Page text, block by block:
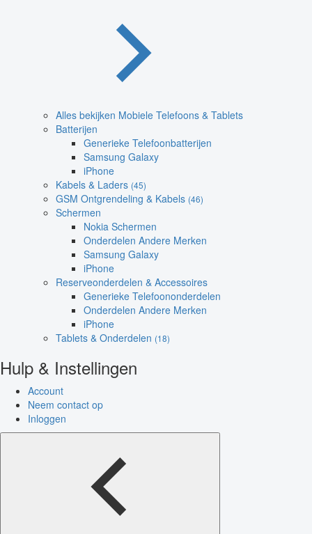
Alles bekijken Mobiele Telefoons & Tablets
Batterijen
Generieke Telefoonbatterijen
Samsung Galaxy
iPhone
Kabels & Laders (45)
GSM Ontgrendeling & Kabels (46)
Schermen
Nokia Schermen
Onderdelen Andere Merken
Samsung Galaxy
iPhone
Reserveonderdelen & Accessoires
Generieke Telefoononderdelen
Onderdelen Andere Merken
iPhone
Tablets & Onderdelen (18)
Hulp & Instellingen
Account
Neem contact op
Inloggen